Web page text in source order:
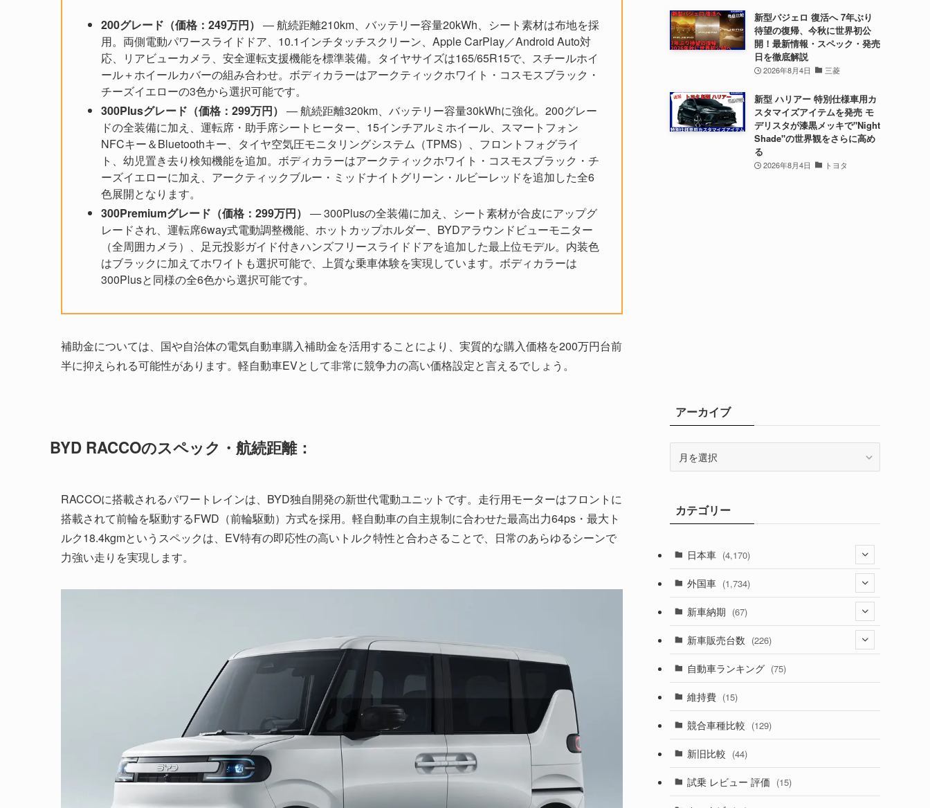
200グレード（価格：249万円） ― 航続距離210km、バッテリー容量20kWh、シート素材は布地を採
用。両側電動パワースライドドア、10.1インチタッチスクリーン、Apple CarPlay／Android Auto対
応、リアビューカメラ、安全運転支援機能を標準装備。タイヤサイズは165/65R15で、スチールホイ
ール＋ホイールカバーの組み合わせ。ボディカラーはアークティックホワイト・コスモスブラック・
チーズイエローの3色から選択可能です。
300Plusグレード（価格：299万円） ― 航続距離320km、バッテリー容量30kWhに強化。200グレー
ドの全装備に加え、運転席・助手席シートヒーター、15インチアルミホイール、スマートフォン
NFCキー＆Bluetoothキー、タイヤ空気圧モニタリングシステム（TPMS）、フロントフォグライ
ト、幼児置き去り検知機能を追加。ボディカラーはアークティックホワイト・コスモスブラック・チ
ーズイエローに加え、アークティックブルー・ミッドナイトグリーン・ルビーレッドを追加した全6
色展開となります。
300Premiumグレード（価格：299万円） ― 300Plusの全装備に加え、シート素材が合皮にアップグ
レードされ、運転席6way式電動調整機能、ホットカップホルダー、BYDアラウンドビューモニター
（全周囲カメラ）、足元投影ガイド付きハンズフリースライドドアを追加した最上位モデル。内装色
はブラックに加えてホワイトも選択可能で、上質な乗車体験を実現しています。ボディカラーは
300Plusと同様の全6色から選択可能です。
補助金については、国や自治体の電気自動車購入補助金を活用することにより、実質的な購入価格を200万円台前
半に抑えられる可能性があります。軽自動車EVとして非常に競争力の高い価格設定と言えるでしょう。
BYD RACCOのスペック・航続距離：
RACCOに搭載されるパワートレインは、BYD独自開発の新世代電動ユニットです。走行用モーターはフロントに
搭載されて前輪を駆動するFWD（前輪駆動）方式を採用。軽自動車の自主規制に合わせた最高出力64ps・最大ト
ルク18.4kgmというスペックは、EV特有の即応性の高いトルク特性と合わさることで、日常のあらゆるシーンで
力強い走りを実現します。
新型パジェロ 復活へ 7年ぶり
待望の復帰、今秋に世界初公
開！最新情報・スペック・発売
日を徹底解説
2026年8月4日 三菱
新型 ハリアー 特別仕様車用カ
スタマイズアイテムを発売 モ
デリスタが漆黒メッキで"Night
Shade"の世界観をさらに高め
る
2026年8月4日 トヨタ
アーカイブ
ブカテゴリー
日本車 (4,170)
(1,320)
(329)
(525)
(356)
(328)
(194)
(230)
(253)
外国車 (1,734)
(188)
(242)
(85)
(84)
(14)
(222)
新車納期 (67)
(28)
(8)
(3)
(3)
(5)
新車販売台数 (226)
(21)
(5)
(7)
自動車ランキング (75)
維持費 (15)
競合車種比較 (129)
新旧比較 (44)
試乗 レビュー 評価 (15)